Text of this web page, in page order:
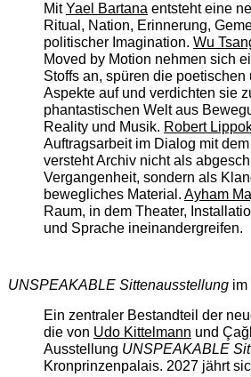
MitYael Bartanaentsteht eine
Ritual, Nation, Erinnerung,
politischer Imagination. Wu
Moved by Motion nehmen sich
Stoffs an, spüren die
Aspekte auf und verdichten sie
phantastischen Welt aus
Reality und Musik. Robert
Auftragsarbeit im Dialog mit
versteht Archiv nicht als
Vergangenheit, sondern als
bewegliches Material. Ayham
Raum, in dem Theater,
und Sprache ineinandergreifen.
UNSPEAKABLE Sittenausstellungim
Ein zentraler Bestandteil der
die von Udo Kittelmann und
Ausstellung UNSPEAKABLE
Kronprinzenpalais. 2027 jährt